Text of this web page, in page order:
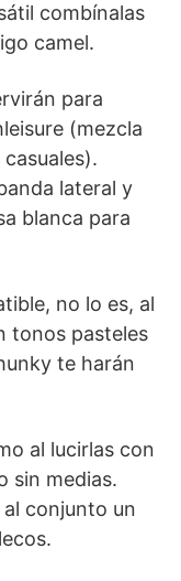
combínalas
camel.
para
(mezcla
lateral y
blanca para
no lo es, al
tonos pasteles
te harán
al lucirlas con
sin medias.
conjunto un